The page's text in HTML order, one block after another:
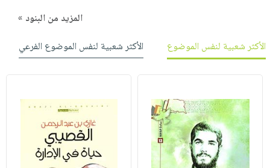
المزيد من البنود »
الأكثر شعبية لنفس الموضوع
الأكثر شعبية لنفس الموضوع الفرعي